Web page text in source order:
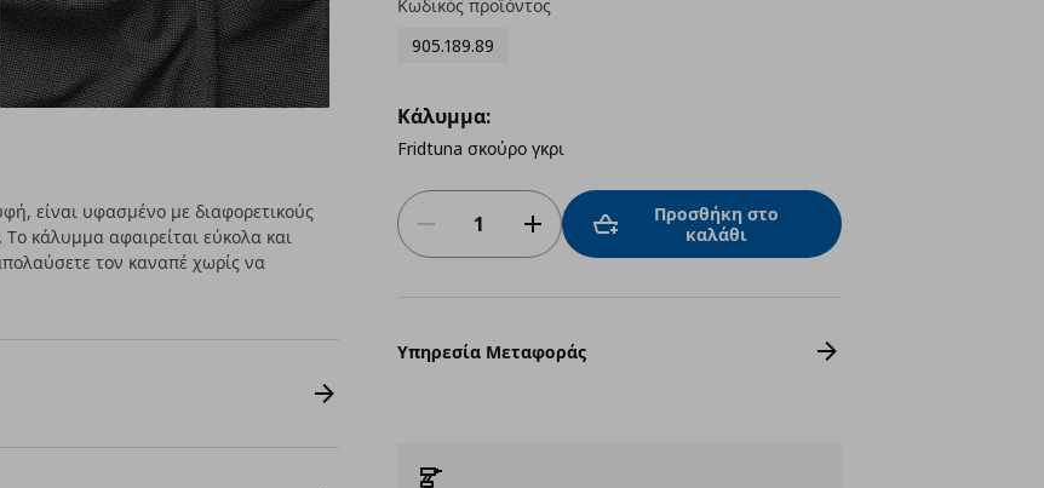
Κωδικός προϊόντος
905.189.89
Κάλυμμα:
Fridtuna σκούρο γκρι
Προσθήκη στο
καλάθι
Υπηρεσία Μεταφοράς
είναι υφασμένο με διαφορετικούς
κάλυμμα αφαιρείται εύκολα και
τον καναπέ χωρίς να